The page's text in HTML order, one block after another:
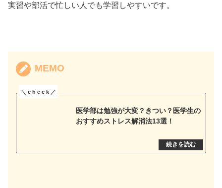
実習や部活で忙しい人でも学習しやすいです。
MEMO
医学部は勉強が大変？きつい？医学生の
おすすめストレス解消法13選！